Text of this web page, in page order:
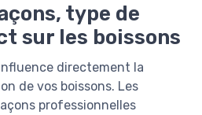
type de
sur les boissons
directement la
de vos boissons. Les
professionnelles